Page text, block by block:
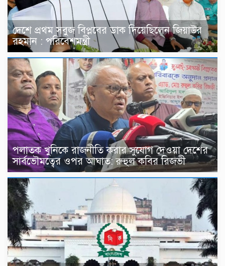
দেশে প্রথম সবুজ বিপ্লবের ডাক দিয়েছিলেন জিয়াউর
রহমান : পরিবেশমন্ত্রী
পলাতক খুনিকে রাজনীতি করার সুযোগ দেওয়া দেশের
সার্বভৌমত্বের ওপর আঘাত: রুহুল কবির রিজভী